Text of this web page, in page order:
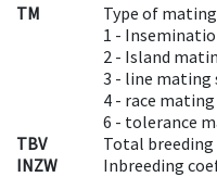
TM
Type of
1 -
2 - Island
3 - line mating
4 - race
6 - tolerance
TBV
Total breeding
INZW
Inbreeding